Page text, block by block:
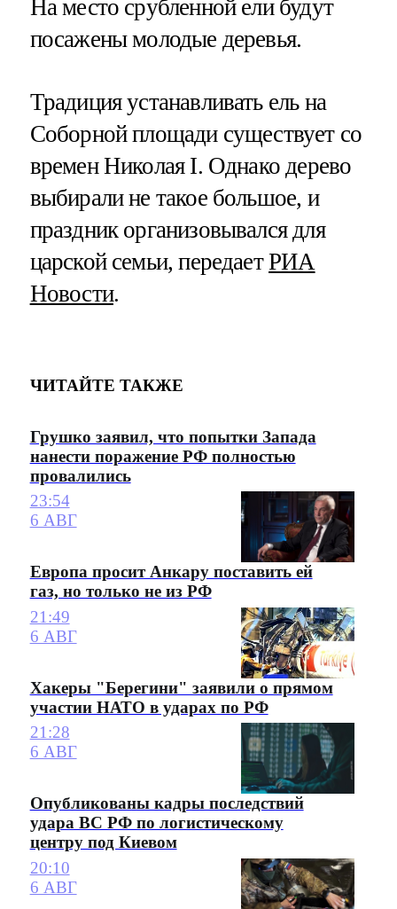
На место срубленной ели будут
посажены молодые деревья.
Традиция устанавливать ель на
Соборной площади существует со
времен Николая I. Однако дерево
выбирали не такое большое, и
праздник организовывался для
царской семьи, передаетРИА
Новости.
ЧИТАЙТЕ ТАКЖЕ
Грушко заявил, что попытки Запада
нанести поражение РФ полностью
провалились
23:54
6 АВГ
Европа просит Анкару поставить ей
газ, но только не из РФ
21:49
6 АВГ
Хакеры "Берегини" заявили о прямом
участии НАТО в ударах по РФ
21:28
6 АВГ
Опубликованы кадры последствий
удара ВС РФ по логистическому
центру под Киевом
20:10
6 АВГ